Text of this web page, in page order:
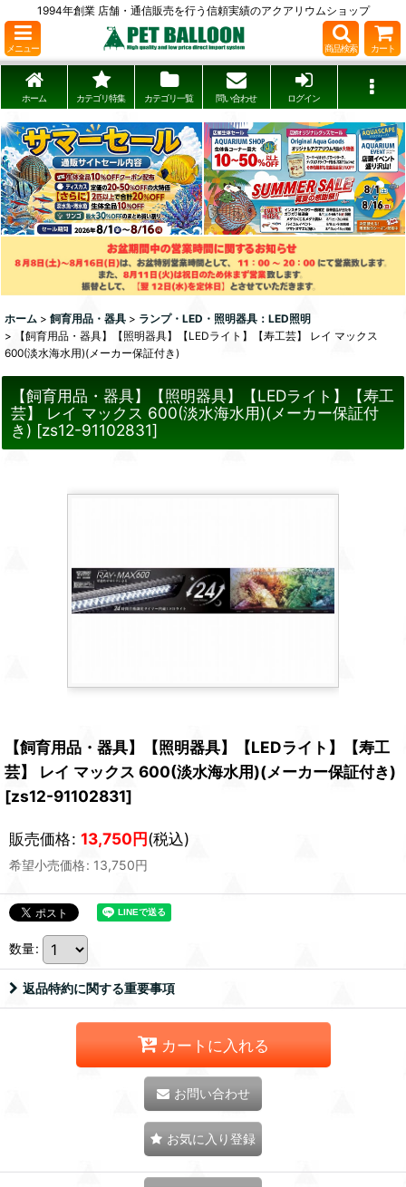
1994年創業 店舗・通信販売を行う信頼実績のアクアリウムショップ
メニュー 商品検索 カート
ホーム カテゴリ特集 カテゴリ一覧 問い合わせ ログイン
ホーム > 飼育用品・器具 > ランプ・LED・照明器具：LED照明
>
【飼育用品・器具】【照明器具】【LEDライト】【寿工芸】 レイ マックス
600(淡水海水用)(メーカー保証付き)
【飼育用品・器具】【照明器具】【LEDライト】【寿工
芸】 レイ マックス 600(淡水海水用)(メーカー保証付
き) [zs12-91102831]
【飼育用品・器具】【照明器具】【LEDライト】【寿工
芸】 レイ マックス 600(淡水海水用)(メーカー保証付き)
[zs12-91102831]
販売価格: 13,750円(税込)
希望小売価格: 13,750円
数量:
返品特約に関する重要事項
カートに入れる
お問い合わせ
お気に入り登録